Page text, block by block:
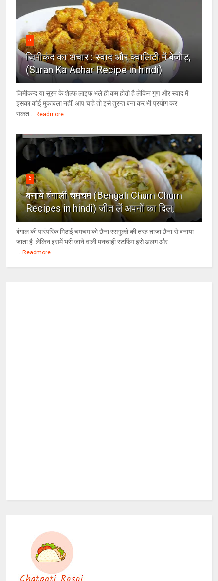
5
जिमीकंद का अचार : स्वाद और क्वालिटी में बेजोड़,
(Suran Ka Achar Recipe in hindi)
जिमीकन्द या सूरन के शेल्फ लाइफ भले ही कम होती है लेकिन गुण और स्वाद में
इसका कोई मुकाबला नहीं. आप चाहे तो इसे तुरन्त बना कर भी प्रयोग कर
सकत...
Readmore
6
बनाये बंगाली चमचम (Bengali Chum Chum
Recipes in hindi) जीत लें अपनों का दिल,
बंगाल की पारंपरिक मिठाई चमचम को छैना रसगुल्ले की तरह ताज़ा छैना से बनाया
जाता है. लेकिन इसमें भरी जाने वाली मनचाही स्टफिंग इसे अलग और
Readmore